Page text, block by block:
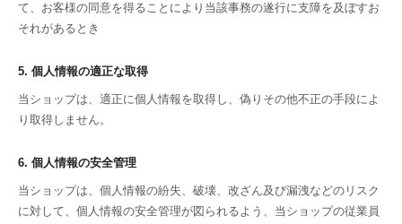
て、お客様の同意を得ることにより当該事務の遂行に支障を及ぼすお
それがあるとき
5. 個人情報の適正な取得
当ショップは、適正に個人情報を取得し、偽りその他不正の手段によ
り取得しません。
6. 個人情報の安全管理
当ショップは、個人情報の紛失、破壊、改ざん及び漏洩などのリスク
に対して、個人情報の安全管理が図られるよう、当ショップの従業員